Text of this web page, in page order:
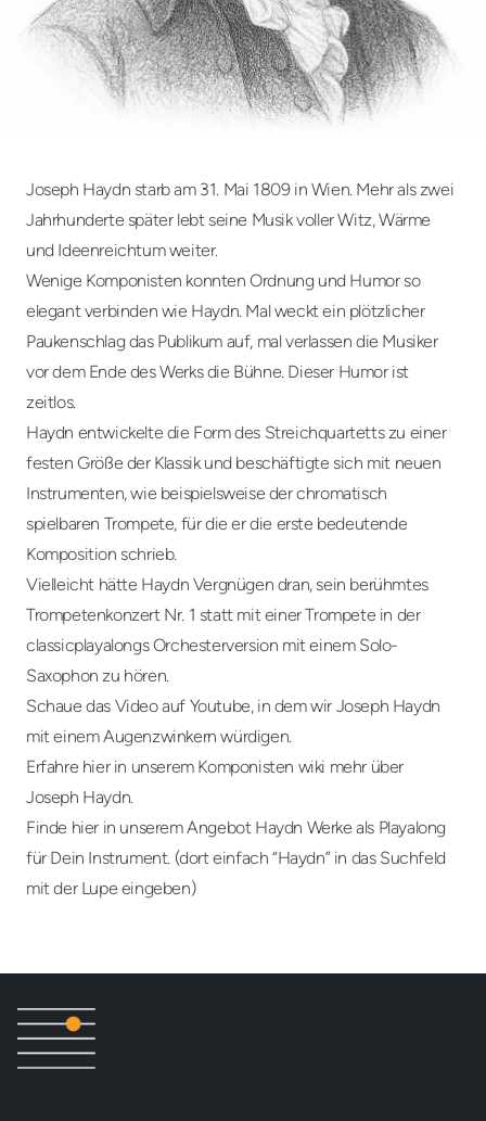
Joseph Haydn starb am 31. Mai 1809 in Wien. Mehr als zwei
Jahrhunderte später lebt seine Musik voller Witz, Wärme
und Ideenreichtum weiter.
Wenige Komponisten konnten Ordnung und Humor so
elegant verbinden wie Haydn. Mal weckt ein plötzlicher
Paukenschlag das Publikum auf, mal verlassen die Musiker
vor dem Ende des Werks die Bühne. Dieser Humor ist
zeitlos.
Haydn entwickelte die Form des Streichquartetts zu einer
festen Größe der Klassik und beschäftigte sich mit neuen
Instrumenten, wie beispielsweise der chromatisch
spielbaren Trompete, für die er die erste bedeutende
Komposition schrieb.
Vielleicht hätte Haydn Vergnügen dran, sein berühmtes
Trompetenkonzert Nr. 1 statt mit einer Trompete in der
classicplayalongs Orchesterversion mit einem Solo-
Saxophon zu hören.
Schaue das Video auf Youtube, in dem wir Joseph Haydn
mit einem Augenzwinkern würdigen.
Erfahre hierin unserem Komponisten wiki mehr über
Joseph Haydn.
Finde hier in unserem Angebot Haydn Werke als Playalong
für Dein Instrument. (dort einfach “Haydn” in das Suchfeld
mit der Lupe eingeben)